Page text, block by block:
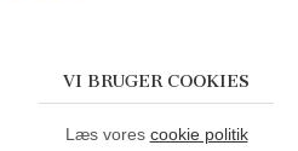
VI BRUGER COOKIES
Læs vores cookie politik